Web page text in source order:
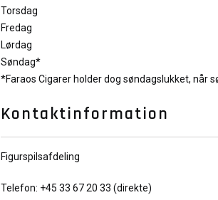
Torsdag
Fredag
Lørdag
Søndag*
*Faraos Cigarer holder dog søndagslukket, når
Kontaktinformation
Figurspilsafdeling
Telefon: +45 33 67 20 33 (direkte)